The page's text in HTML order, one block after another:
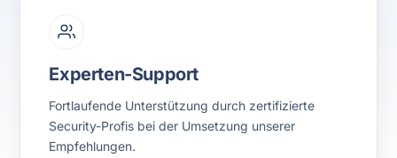
Experten-Support
Fortlaufende Unterstützung durch zertifizierte
Security-Profis bei der Umsetzung unserer
Empfehlungen.